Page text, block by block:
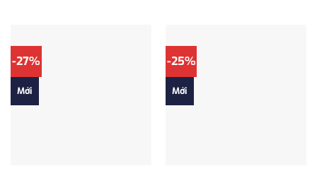
-27%
Mới
-25%
Mới